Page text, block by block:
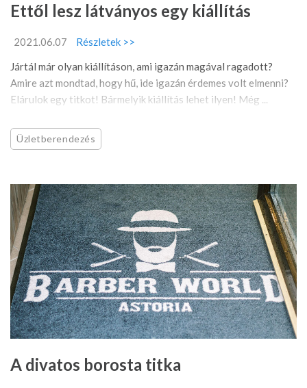
Ettől lesz látványos egy kiállítás
2021.06.07
Részletek >>
Jártál már olyan kiállításon, ami igazán magával ragadott?
Amire azt mondtad, hogy hű, ide igazán érdemes volt elmenni?
Elárulok egy titkot! Bármelyik kiállítás lehet ilyen! Még ...
Üzletberendezés
A divatos borosta titka